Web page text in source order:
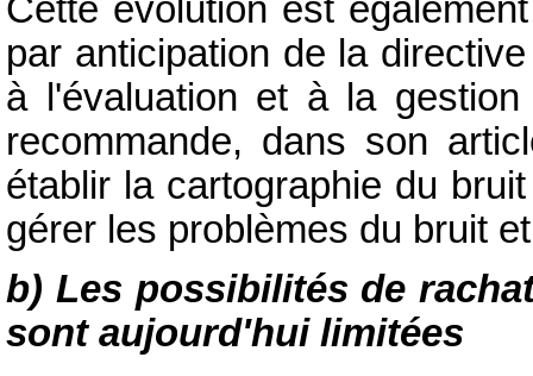
Cette évolution est
par anticipation de la
à l'évaluation et à la
recommande, dans son
établir la cartographie du
gérer les problèmes du bruit
b) Les possibilités de
sont aujourd'hui limitées